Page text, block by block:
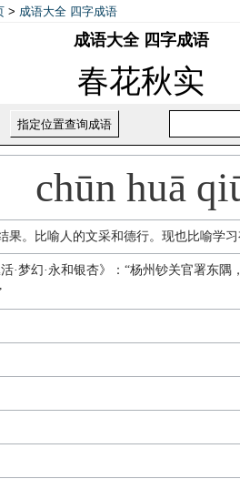
> 成语大全 四字成语
成语大全 四字成语
春花秋实
chūn huā
果。比喻人的文采和德行。现也比喻学
·梦幻·永和银杏》：“杨州钞关官署东